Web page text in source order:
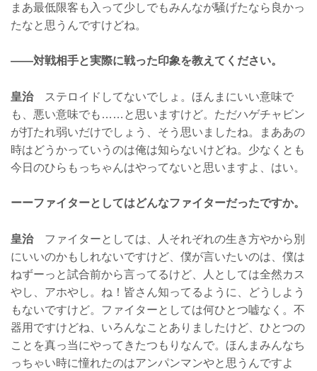
まあ最低限客も入って少しでもみんなが騒げたなら良かっ
たなと思うんですけどね。
——対戦相手と実際に戦った印象を教えてください。
皇治ステロイドしてないでしょ。ほんまにいい意味で
も、悪い意味でも……と思いますけど。ただハゲチャビン
が打たれ弱いだけでしょう、そう思いましたね。まああの
時はどうかっていうのは俺は知らないけどね。少なくとも
今日のひらもっちゃんはやってないと思いますよ、はい。
ーーファイターとしてはどんなファイターだったですか。
皇治ファイターとしては、人それぞれの生き方やから別
にいいのかもしれないですけど、僕が言いたいのは、僕は
ねずーっと試合前から言ってるけど、人としては全然カス
やし、アホやし。ね！皆さん知ってるように、どうしよう
もないですけど。ファイターとしては何ひとつ嘘なく。不
器用ですけどね、いろんなことありましたけど、ひとつの
ことを真っ当にやってきたつもりなんで。ほんまみんなち
っちゃい時に憧れたのはアンパンマンやと思うんですよ